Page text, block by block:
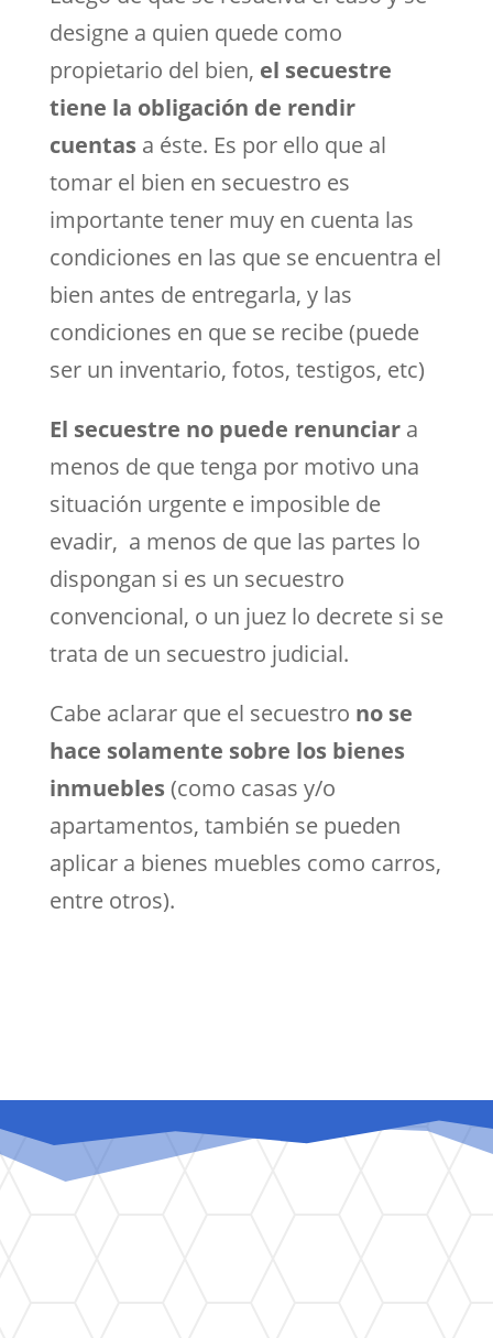
designe a quien quede como
propietario del bien, el secuestre
tiene la obligación de rendir
cuentasa éste. Es por ello que al
tomar el bien en secuestro es
importante tener muy en cuenta las
condiciones en las que se encuentra el
bien antes de entregarla, y las
condiciones en que se recibe (puede
ser un inventario, fotos, testigos, etc)
El secuestre no puede renunciara
menos de que tenga por motivo una
situación urgente e imposible de
evadir, a menos de que las partes lo
dispongan si es un secuestro
convencional, o un juez lo decrete si se
trata de un secuestro judicial.
Cabe aclarar que el secuestro no se
hace solamente sobre los bienes
inmuebles(como casas y/o
apartamentos, también se pueden
aplicar a bienes muebles como carros,
entre otros).